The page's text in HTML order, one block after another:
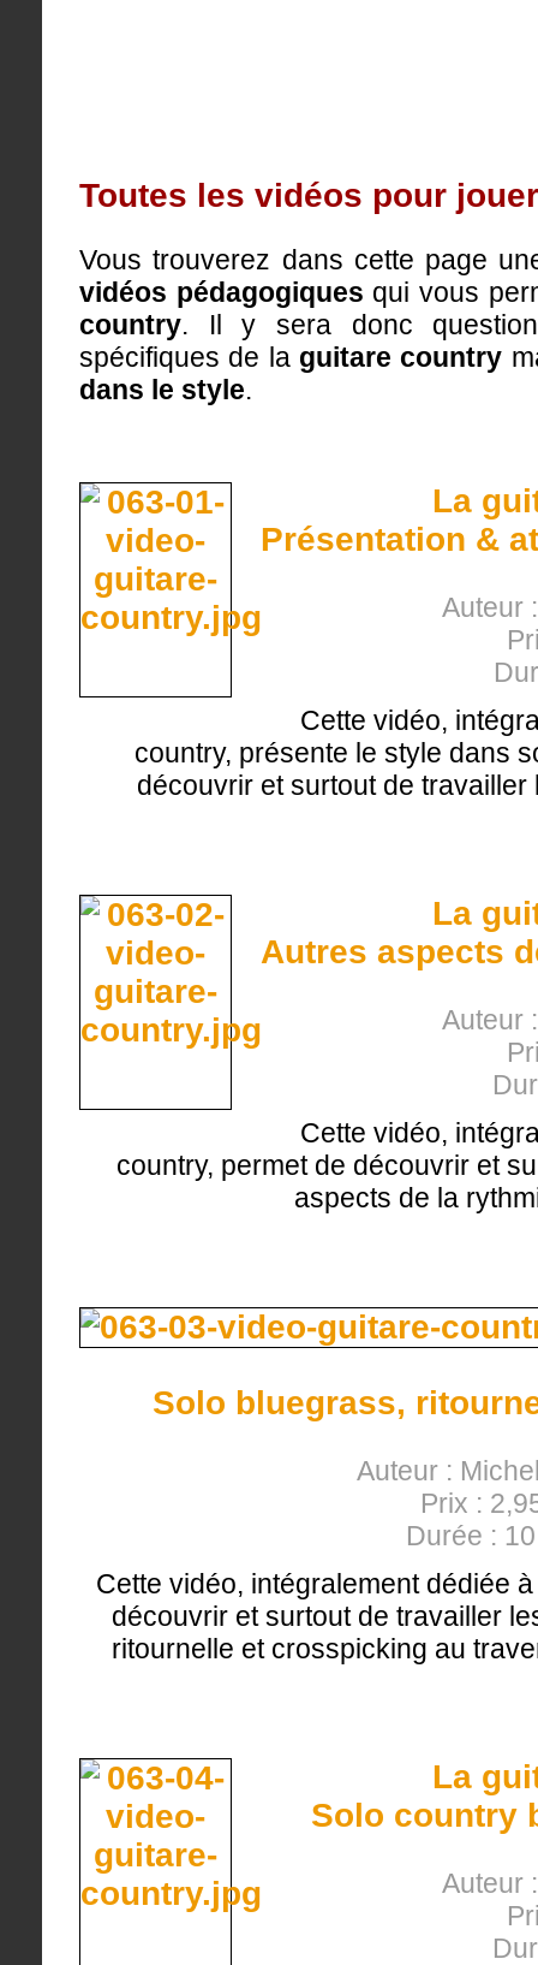
Toutes les vidéos pour
Vous trouverez dans cette page
vidéos pédagogiques qui vous
country. Il y sera donc
spécifiques de la guitare country
dans le style.
La
Présentation &
Auteur
Cette vidéo,
country, présente le style dans
découvrir et surtout de
La
Autres aspects
Auteur
Cette vidéo,
country, permet de découvrir et
aspects de la
Solo bluegrass,
Auteur :
Prix :
Durée :
Cette vidéo, intégralement dédiée
découvrir et surtout de travailler
ritournelle et crosspicking au
La
Solo country
Auteur